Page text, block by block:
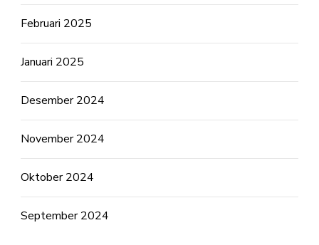
Februari 2025
Januari 2025
Desember 2024
November 2024
Oktober 2024
September 2024